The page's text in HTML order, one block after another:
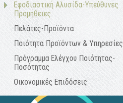
Εφοδιαστική Αλυσίδα-Υπεύθυνες
Προμήθειες
Πελάτες-Προϊόντα
Ποιότητα Προϊόντων & Υπηρεσίες
Πρόγραμμα Ελέγχου Ποιότητας-
Ποσότητας
Οικονομικές Επιδόσεις